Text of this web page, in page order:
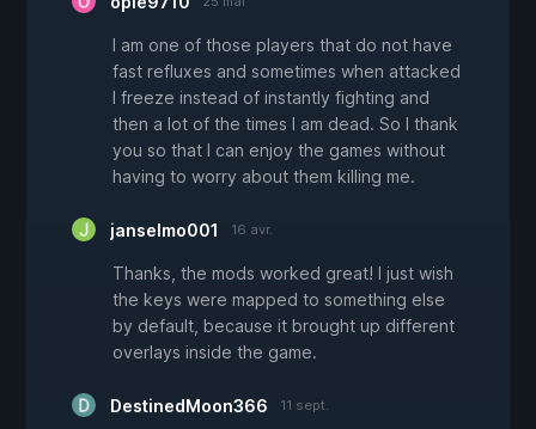
I am one of those players that do not have
fast refluxes and sometimes when attacked
I freeze instead of instantly fighting and
then a lot of the times I am dead. So I thank
you so that I can enjoy the games without
having to worry about them killing me.
janselmo001 16 avr.
Thanks, the mods worked great! I just wish
the keys were mapped to something else
by default, because it brought up different
overlays inside the game.
DestinedMoon366 11 sept.